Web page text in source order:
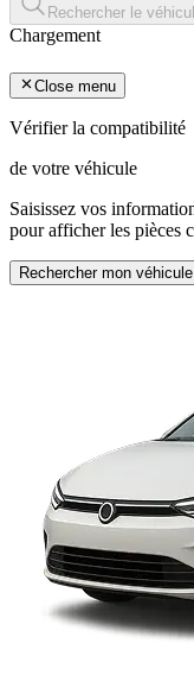
Rechercher le
Chargement
Close menu
Vérifier la compatibilité
de votre véhicule
Saisissez vos
pour afficher les pièces
Rechercher mon véhicule